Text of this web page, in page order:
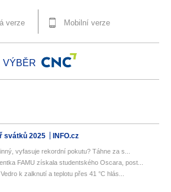
verze Mobilní verze
VÝBĚR
svátků 2025 INFO.cz
vyfasuje rekordní pokutu? Táhne za s...
FAMU získala studentského Oscara, post...
k zalknutí a teplotu přes 41 °C hlás...